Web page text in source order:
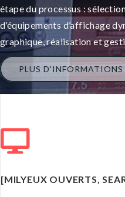
étape du processus :
d’équipements d’affichage
graphique, réalisation et
PLUS D'INFORMATIONS
[MILYEUX OUVERTS,